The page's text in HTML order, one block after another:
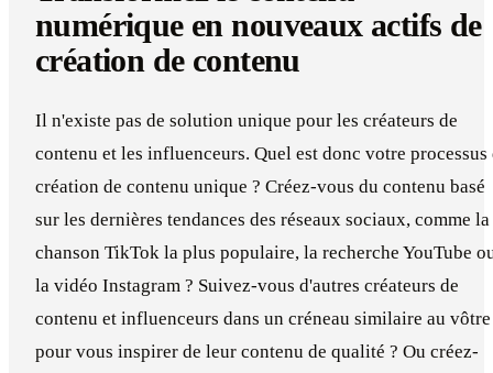
numérique en nouveaux actifs de
création de contenu
Il n'existe pas de solution unique pour les créateurs de
contenu et les influenceurs. Quel est donc votre processus
création de contenu unique ? Créez-vous du contenu basé
sur les dernières tendances des réseaux sociaux, comme la
chanson TikTok la plus populaire, la recherche YouTube
la vidéo Instagram ? Suivez-vous d'autres créateurs de
contenu et influenceurs dans un créneau similaire au vôtre
pour vous inspirer de leur contenu de qualité ? Ou créez-